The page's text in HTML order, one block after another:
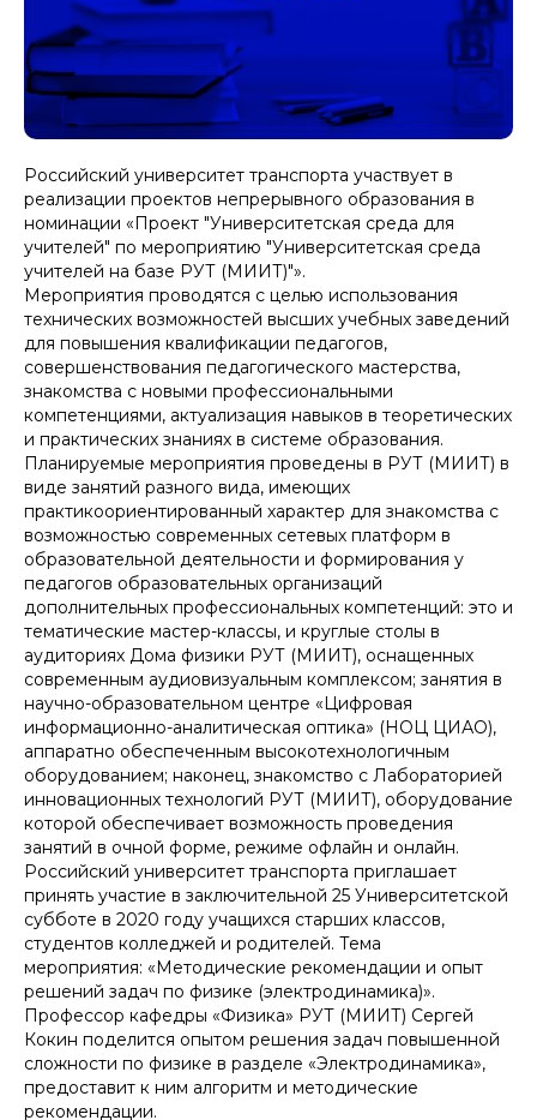
Российский университет транспорта участвует в
реализации проектов непрерывного образования в
номинации «Проект "Университетская среда для
учителей" по мероприятию "Университетская среда
учителей на базе РУТ (МИИТ)"».
Мероприятия проводятся с целью использования
технических возможностей высших учебных заведений
для повышения квалификации педагогов,
совершенствования педагогического мастерства,
знакомства с новыми профессиональными
компетенциями, актуализация навыков в теоретических
и практических знаниях в системе образования.
Планируемые мероприятия проведены в РУТ (МИИТ) в
виде занятий разного вида, имеющих
практикоориентированный характер для знакомства с
возможностью современных сетевых платформ в
образовательной деятельности и формирования у
педагогов образовательных организаций
дополнительных профессиональных компетенций: это и
тематические мастер-классы, и круглые столы в
аудиториях Дома физики РУТ (МИИТ), оснащенных
современным аудиовизуальным комплексом; занятия в
научно-образовательном центре «Цифровая
информационно-аналитическая оптика» (НОЦ ЦИАО),
аппаратно обеспеченным высокотехнологичным
оборудованием; наконец, знакомство с Лабораторией
инновационных технологий РУТ (МИИТ), оборудование
которой обеспечивает возможность проведения
занятий в очной форме, режиме офлайн и онлайн.
Российский университет транспорта приглашает
принять участие в заключительной 25 Университетской
субботе в 2020 году учащихся старших классов,
студентов колледжей и родителей. Тема
мероприятия: «Методические рекомендации и опыт
решений задач по физике (электродинамика)».
Профессор кафедры «Физика» РУТ (МИИТ) Сергей
Кокин поделится опытом решения задач повышенной
сложности по физике в разделе «Электродинамика»,
предоставит к ним алгоритм и методические
рекомендации.